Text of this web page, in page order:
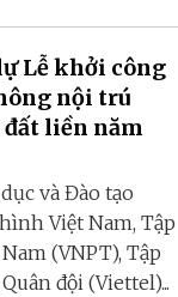
Lễ khởi công
nội trú
liền năm
và Đào tạo
Việt Nam, Tập
(VNPT), Tập
đội (Viettel)...